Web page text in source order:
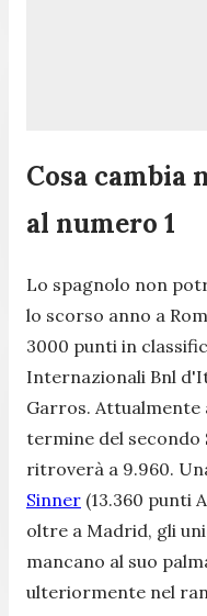
Cosa cambia
al numero 1
Lo spagnolo non
lo scorso anno a
3000 punti in
Internazionali Bnl
Garros. Attualmente
termine del secondo
ritroverà a 9.960.
Sinner (13.360 punti
oltre a Madrid, gli
mancano al suo
ulteriormente nel